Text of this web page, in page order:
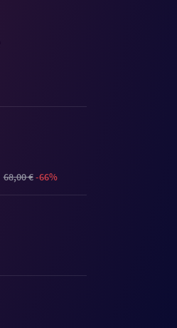
68,00 €-66%